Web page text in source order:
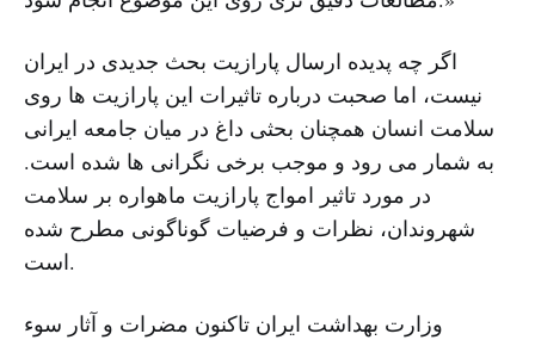
اگر چه پدیده ارسال پارازیت بحث جدیدی در ایران
نیست، اما صحبت درباره تاثیرات این پارازیت ها روی
سلامت انسان همچنان بحثی داغ در میان جامعه ایرانی
به شمار می رود و موجب برخی نگرانی ها شده است.
در مورد تاثیر امواج پارازیت ماهواره بر سلامت
شهروندان، نظرات و فرضیات گوناگونی مطرح شده
است.
وزارت بهداشت ایران تاکنون مضرات و آثار سوء